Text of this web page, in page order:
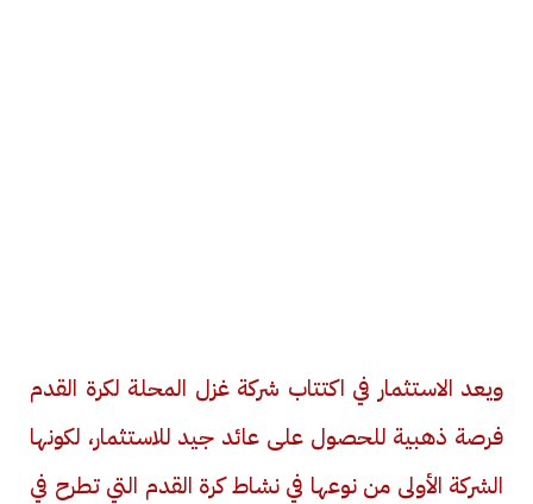
ويعد الاستثمار في اكتتاب شركة غزل المحلة لكرة القدم
فرصة ذهبية للحصول على عائد جيد للاستثمار، لكونها
الشركة الأولى من نوعها في نشاط كرة القدم التي تطرح في